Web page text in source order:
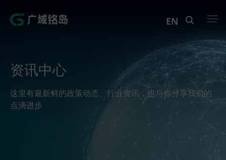
解决方案
案例中心
EN
资讯中心
这里有最新鲜的政策动态、行业资讯，也与你分享我们的
点滴进步